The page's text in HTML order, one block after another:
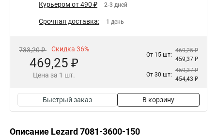
Курьером от 490 ₽ 2-3 дней
Срочная доставка: 1 день
733,20 ₽ Скидка 36%
469,25 ₽
Цена за 1 шт.
От 15 шт:
469,25 ₽
459,37 ₽
От 30 шт:
459,37 ₽
454,43 ₽
Быстрый заказ В корзину
Описание Lezard 7081-3600-150